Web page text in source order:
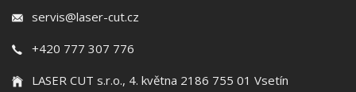
servis@laser-cut.cz
+420 777 307 776
LASER CUT s.r.o., 4. května 2186 755 01 Vsetín